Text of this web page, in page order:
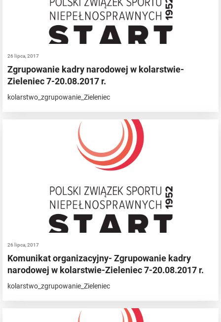
26 lipca, 2017
Zgrupowanie kadry narodowej w kolarstwie-
Zieleniec 7-20.08.2017 r.
kolarstwo_zgrupowanie_Zieleniec
26 lipca, 2017
Komunikat organizacyjny- Zgrupowanie kadry
narodowej w kolarstwie-Zieleniec 7-20.08.2017 r.
kolarstwo_zgrupowanie_Zieleniec